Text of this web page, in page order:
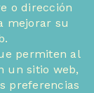
o dirección
mejorar su
permiten al
un sitio web,
preferencias